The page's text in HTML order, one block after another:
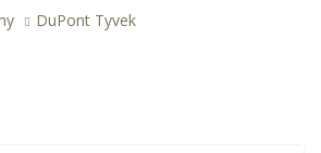
DuPont Tyvek